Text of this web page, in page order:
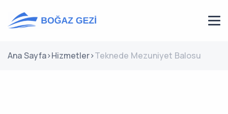
Ana Sayfa>Hizmetler>Teknede Mezuniyet Balosu